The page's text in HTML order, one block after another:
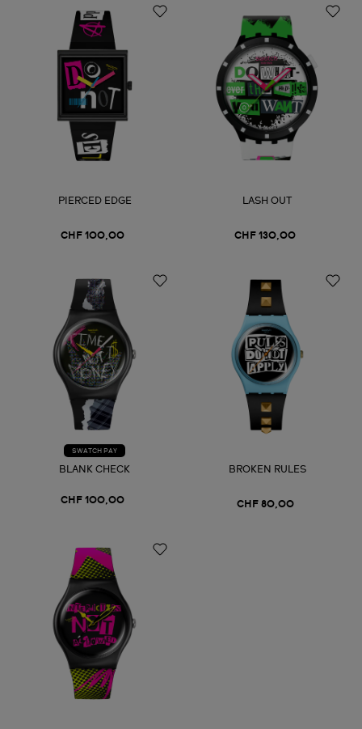
PIERCED EDGE
CHF 100,00
LASH OUT
CHF 130,00
SWATCH PAY
BLANK CHECK
CHF 100,00
BROKEN RULES
CHF 80,00